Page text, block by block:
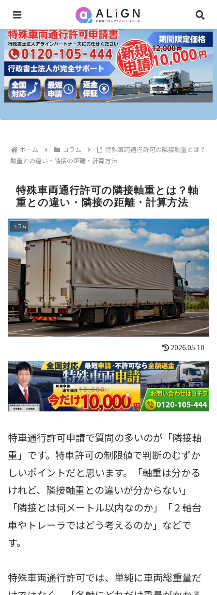
ホーム コラム
特殊車両通行許可の隣接軸重とは？
軸重との違い・隣接の距離・計算方法
特殊車両通行許可の隣接軸重とは？軸
重との違い・隣接の距離・計算方法
コラム
2026.05.10
特車通行許可申請で質問の多いのが「隣接軸
重」です。特車許可の制限値で判断のむずか
しいポイントだと思います。「軸重は分かる
けれど、隣接軸重との違いが分からない」
「隣接とは何メートル以内なのか」「２軸台
車やトレーラではどう考えるのか」などで
す。
特殊車両通行許可では、単純に車両総重量だ